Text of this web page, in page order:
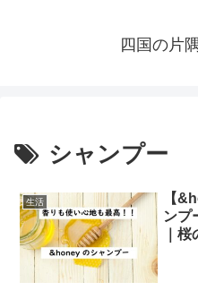
四国の片
シャンプー
生活
【
ンプ
｜